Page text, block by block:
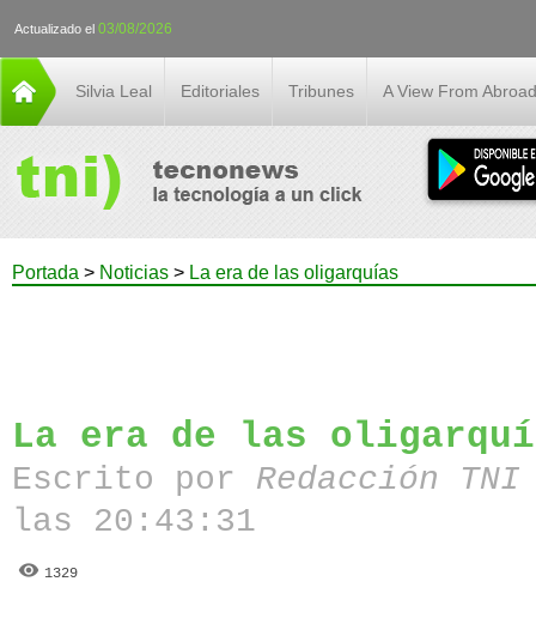
Actualizado el 03/08/2026
Silvia Leal Editoriales Tribunes A View From Abroad
Portada > Noticias > La era de las oligarquías
La era de las
Escrito por Redacción
las 20:43:31
1329